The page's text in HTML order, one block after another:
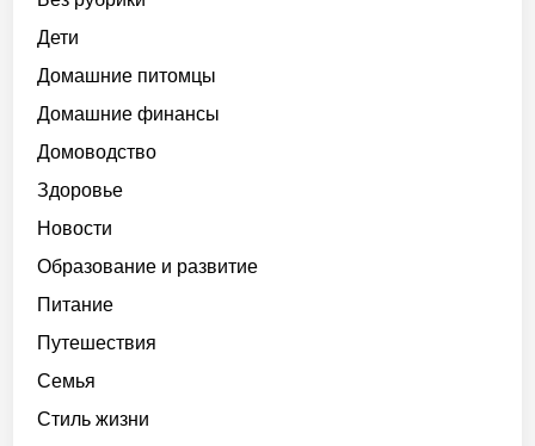
Дети
Домашние питомцы
Домашние финансы
Домоводство
Здоровье
Новости
Образование и развитие
Питание
Путешествия
Семья
Стиль жизни